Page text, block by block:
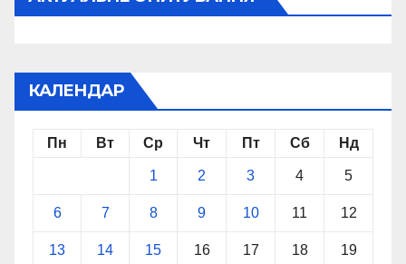
КАЛЕНДАР
Пн Вт Ср Чт Пт Сб Нд
1 2 3 4 5
6 7 8 9 10 11 12
13 14 15 16 17 18 19